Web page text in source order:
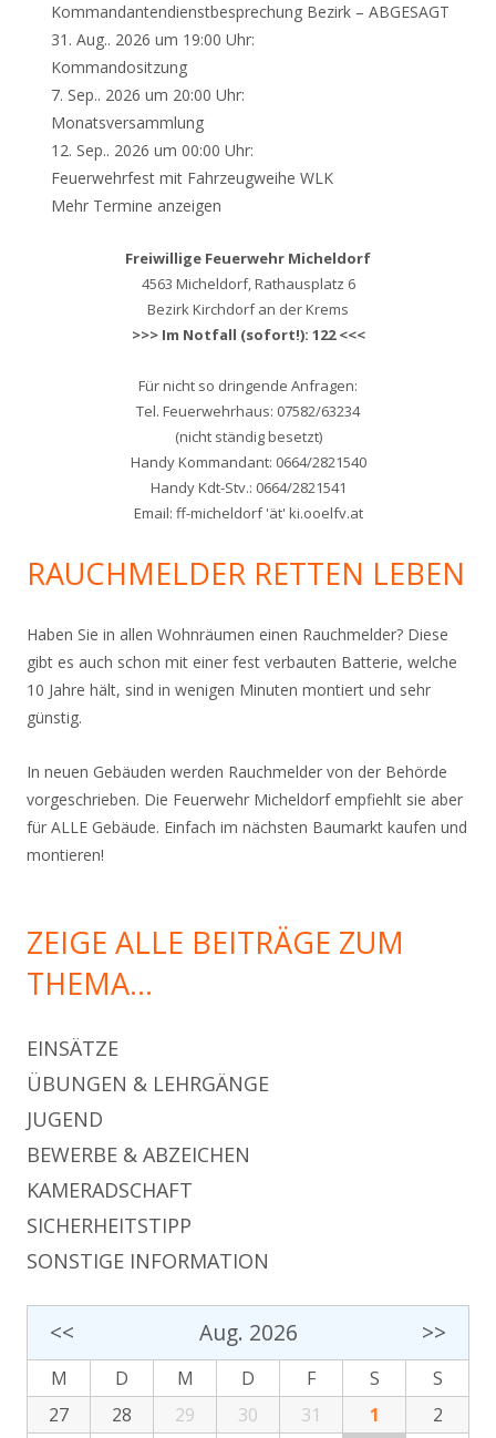
Kommandantendienstbesprechung Bezirk – ABGESAGT
31. Aug.. 2026 um 19:00 Uhr:
Kommandositzung
7. Sep.. 2026 um 20:00 Uhr:
Monatsversammlung
12. Sep.. 2026 um 00:00 Uhr:
Feuerwehrfest mit Fahrzeugweihe WLK
Mehr Termine anzeigen
Freiwillige Feuerwehr Micheldorf
4563 Micheldorf, Rathausplatz 6
Bezirk Kirchdorf an der Krems
>>> Im Notfall (sofort!): 122 <<<
Für nicht so dringende Anfragen:
Tel. Feuerwehrhaus: 07582/63234
(nicht ständig besetzt)
Handy Kommandant: 0664/2821540
Handy Kdt-Stv.: 0664/2821541
Email: ff-micheldorf 'ät' ki.ooelfv.at
RAUCHMELDER RETTEN LEBEN
Haben Sie in allen Wohnräumen einen Rauchmelder? Diese
gibt es auch schon mit einer fest verbauten Batterie, welche
10 Jahre hält, sind in wenigen Minuten montiert und sehr
günstig.
In neuen Gebäuden werden Rauchmelder von der Behörde
vorgeschrieben. Die Feuerwehr Micheldorf empfiehlt sie aber
für ALLE Gebäude. Einfach im nächsten Baumarkt kaufen und
montieren!
ZEIGE ALLE BEITRÄGE ZUM
THEMA…
EINSÄTZE
ÜBUNGEN & LEHRGÄNGE
JUGEND
BEWERBE & ABZEICHEN
KAMERADSCHAFT
SICHERHEITSTIPP
SONSTIGE INFORMATION
<< Aug. 2026 >>
M D M D F S
S
27
28 29 30 31 1
2